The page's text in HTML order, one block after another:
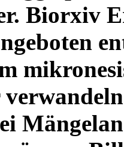
Biorxiv